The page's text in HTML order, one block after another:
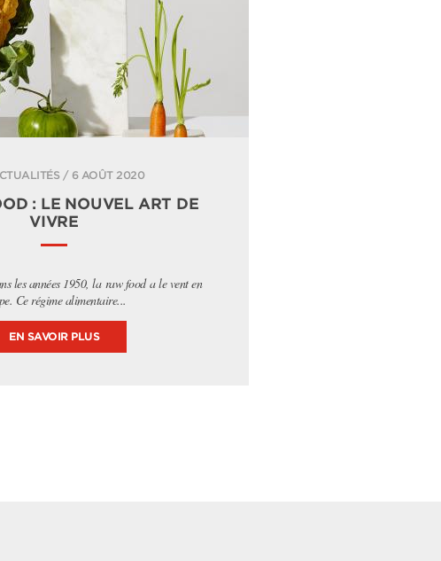
/ 6 AOÛT 2020
: LE NOUVEL ART DE
VIVRE
les années 1950, la raw food a le vent en
Ce régime alimentaire...
EN SAVOIR PLUS